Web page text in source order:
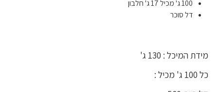
100 ג' מכיל 17 ג' חלבון
דל סוכר
מידת המיכל : 130 ג'
כל 100 ג' מכיל :